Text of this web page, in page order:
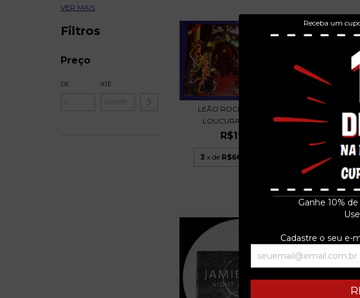
Receba um
Ganhe 10%
Cadastre o seu e-
VER MAIS
Filtros
Preço
DE ATÉ
LEÃO ROCK - PAZ AMOR
LOUCURA E ROCK ...
R$199,99
3 x de R$66,66